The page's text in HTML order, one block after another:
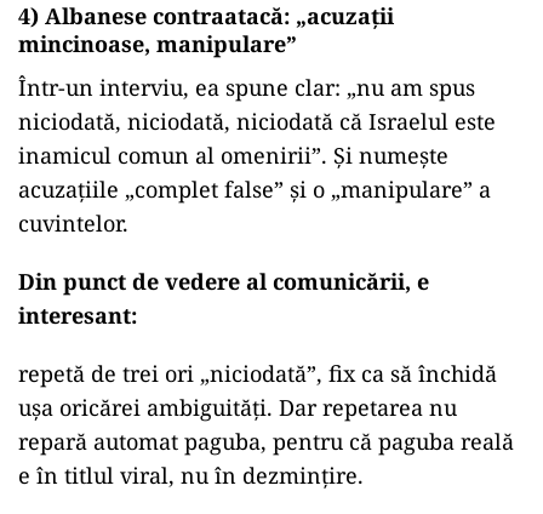
4) Albanese contraatacă: „acuzații
mincinoase, manipulare”
Într-un interviu, ea spune clar: „nu am spus
niciodată, niciodată, niciodată că Israelul este
inamicul comun al omenirii”. Și numește
acuzațiile „complet false” și o „manipulare” a
cuvintelor.
Din punct de vedere al comunicării, e
interesant:
repetă de trei ori „niciodată”, fix ca să închidă
ușa oricărei ambiguități. Dar repetarea nu
repară automat paguba, pentru că paguba reală
e în titlul viral, nu în dezmințire.